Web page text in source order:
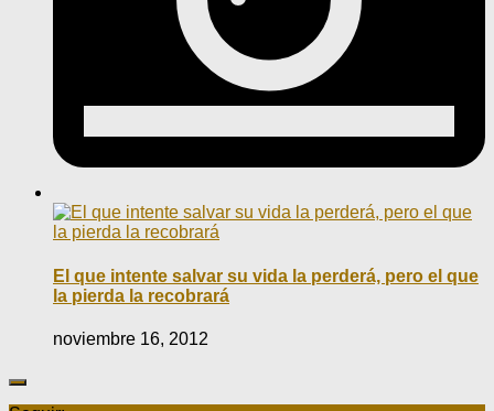
El que intente salvar su vida la perderá, pero el que
la pierda la recobrará
noviembre 16, 2012